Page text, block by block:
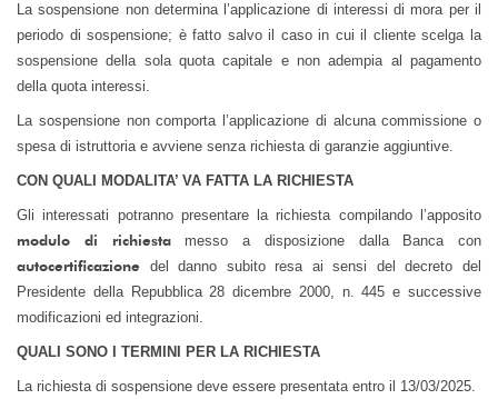
La sospensione non determina l’applicazione di interessi di mora per il
periodo di sospensione; è fatto salvo il caso in cui il cliente scelga la
sospensione della sola quota capitale e non adempia al pagamento
della quota interessi.
La sospensione non comporta l’applicazione di alcuna commissione o
spesa di istruttoria e avviene senza richiesta di garanzie aggiuntive.
CON QUALI MODALITA’ VA FATTA LA RICHIESTA
Gli interessati potranno presentare la richiesta compilando l’apposito
modulo di richiestamesso a disposizione dalla Banca con
autocertificazione del danno subito resa ai sensi del decreto del
Presidente della Repubblica 28 dicembre 2000, n. 445 e successive
modificazioni ed integrazioni.
QUALI SONO I TERMINI PER LA RICHIESTA
La richiesta di sospensione deve essere presentata entro il 13/03/2025.